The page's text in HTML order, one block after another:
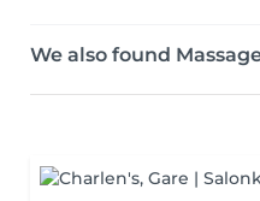
We also found